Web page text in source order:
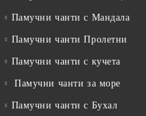
Памучни чанти с Мандала
Памучни чанти Пролетни
Памучни чанти с кучета
Памучни чанти за море
Памучни чанти с Бухал